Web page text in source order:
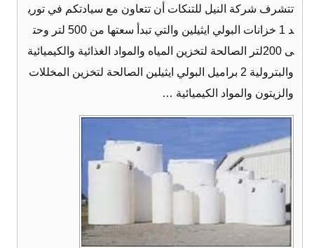
تتشرف شركة النيل للتنكات أن تتعاون مع سيادتكم في توري
د 1 خزانات البولي ايثيلين والتي تبدأ سعتها من 500 لتر وحت
ى 200لتر الصالحة لتخزين المياه والمواد الغذائية والكيميائية
والبترولية 2 براميل البولي ايثيلين الصالحة لتخزين المخللات
والزيتون والمواد الكيميائية …